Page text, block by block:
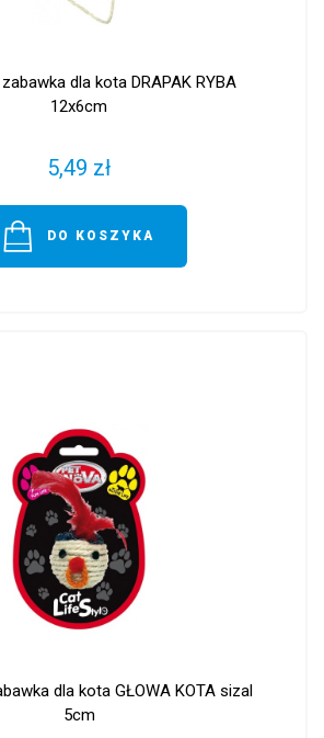
dla kota DRAPAK RYBA
12x6cm
5,49 zł
DO KOSZYKA
dla kota GŁOWA KOTA sizal
5cm